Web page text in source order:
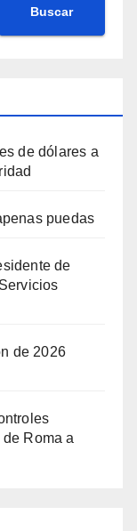
Buscar
de dólares a
puedas
de
de 2026
Roma a